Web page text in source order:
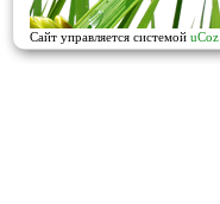
Сайт управляется системой uCoz